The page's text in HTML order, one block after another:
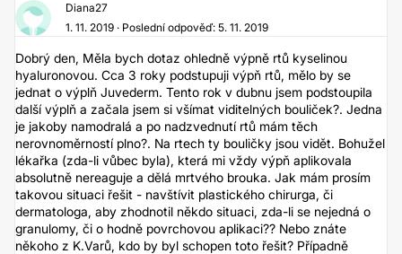
Diana27
1. 11. 2019 · Poslední odpověď: 5. 11. 2019
Dobrý den, Měla bych dotaz ohledně výpně rtů kyselinou
hyaluronovou. Cca 3 roky podstupuji výpň rtů, mělo by se
jednat o výplň Juvederm. Tento rok v dubnu jsem podstoupila
další výplň a začala jsem si všímat viditelných bouliček?. Jedna
je jakoby namodralá a po nadzvednutí rtů mám těch
nerovnoměrností plno?. Na rtech ty bouličky jsou vidět. Bohužel
lékařka (zda-li vůbec byla), která mi vždy výpň aplikovala
absolutně nereaguje a dělá mrtvého brouka. Jak mám prosím
takovou situaci řešit - navštívit plastického chirurga, či
dermatologa, aby zhodnotil někdo situaci, zda-li se nejedná o
granulomy, či o hodně povrchovou aplikaci?? Nebo znáte
někoho z K.Varů, kdo by byl schopen toto řešit? Případně